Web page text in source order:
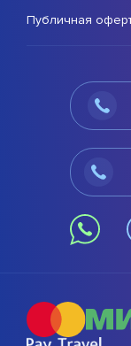
Публичная